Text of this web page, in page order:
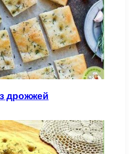
дрожжей